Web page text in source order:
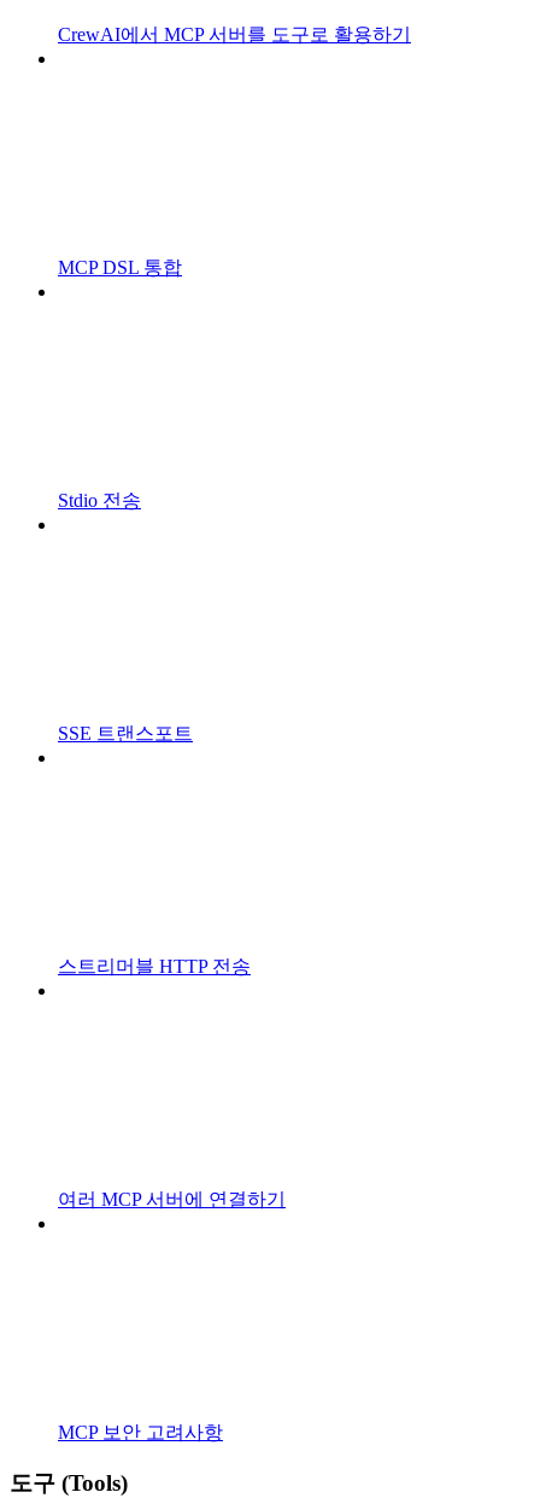
CrewAI에서 MCP 서버를 도구로 활용하기
MCP DSL 통합
Stdio 전송
SSE 트랜스포트
스트리머블 HTTP 전송
여러 MCP 서버에 연결하기
MCP 보안 고려사항
도구 (Tools)